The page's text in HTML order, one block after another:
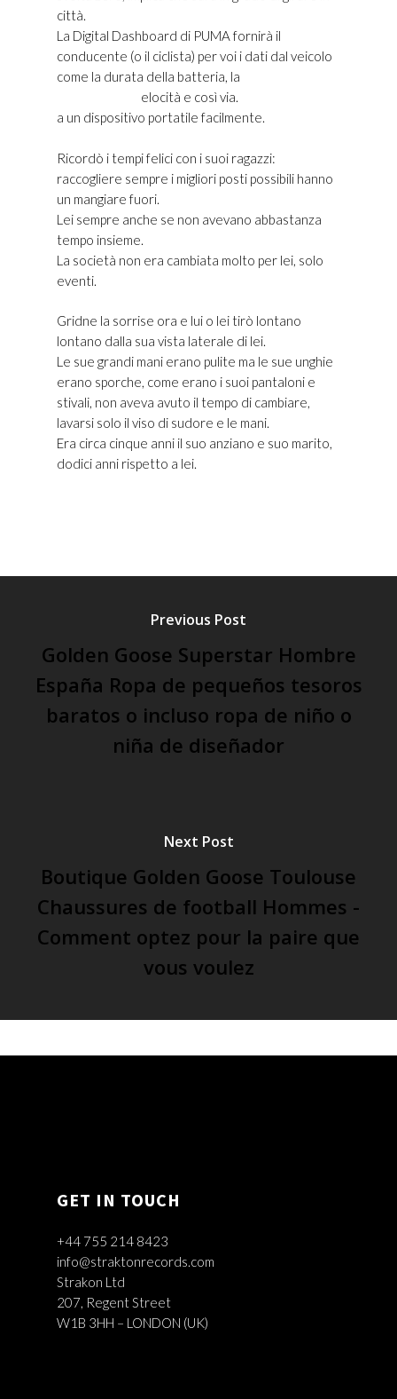
città.
La Digital Dashboard di PUMA fornirà il
conducente (o il ciclista) per voi i dati dal veicolo
come la durata della batteria, la
elocità e così via.
a un dispositivo portatile facilmente.
Ricordò i tempi felici con i suoi ragazzi:
raccogliere sempre i migliori posti possibili hanno
un mangiare fuori.
Lei sempre anche se non avevano abbastanza
tempo insieme.
La società non era cambiata molto per lei, solo
eventi.
Gridne la sorrise ora e lui o lei tirò lontano
lontano dalla sua vista laterale di lei.
Le sue grandi mani erano pulite ma le sue unghie
erano sporche, come erano i suoi pantaloni e
stivali, non aveva avuto il tempo di cambiare,
lavarsi solo il viso di sudore e le mani.
Era circa cinque anni il suo anziano e suo marito,
dodici anni rispetto a lei.
Previous Post
Golden Goose Superstar Hombre
España Ropa de pequeños tesoros
baratos o incluso ropa de niño o
niña de diseñador
Next Post
Boutique Golden Goose Toulouse
Chaussures de football Hommes -
Comment optez pour la paire que
vous voulez
GET IN TOUCH
+44 755 214 8423
info@straktonrecords.com
Strakon Ltd
207, Regent Street
W1B 3HH – LONDON (UK)